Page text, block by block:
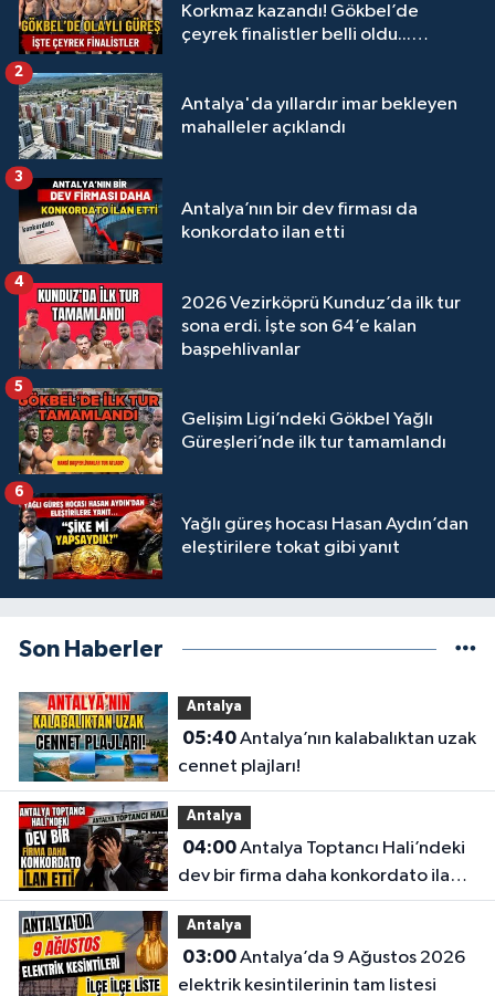
Korkmaz kazandı! Gökbel’de
çeyrek finalistler belli oldu...
Antalya'da yıllardır imar bekleyen
mahalleler açıklandı
2
Antalya’nın bir dev firması da
konkordato ilan etti
3
2026 Vezirköprü Kunduz’da ilk tur
sona erdi. İşte son 64’e kalan
başpehlivanlar
4
Gelişim Ligi’ndeki Gökbel Yağlı
Güreşleri’nde ilk tur tamamlandı
5
Yağlı güreş hocası Hasan Aydın’dan
eleştirilere tokat gibi yanıt
6
Son Haberler
Antalya
05:40Antalya’nın kalabalıktan uzak
cennet plajları!
Antalya
04:00Antalya Toptancı Hali’ndeki
dev bir firma daha konkordato ilan
etti
Antalya
03:00Antalya’da 9 Ağustos 2026
elektrik kesintilerinin tam listesi